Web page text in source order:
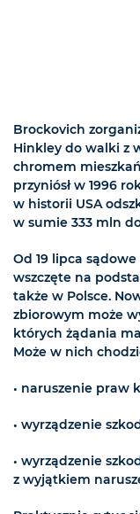
Brockovich
Hinkley do walki z
chromem
przyniósł w 1996
w historii USA
w sumie 333 mln
Od 19 lipca
wszczęte na
także w Polsce.
zbiorowym może
których żądania
Może w nich
• naruszenie praw
• wyrządzenie
• wyrządzenie
z wyjątkiem